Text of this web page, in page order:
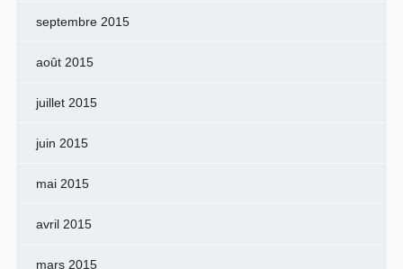
septembre 2015
août 2015
juillet 2015
juin 2015
mai 2015
avril 2015
mars 2015